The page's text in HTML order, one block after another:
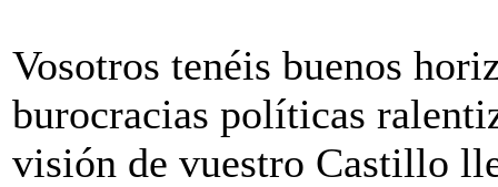
Vosotros tenéis buenos
burocracias políticas
visión de vuestro Castillo